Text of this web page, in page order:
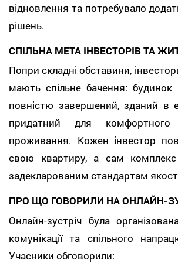
відновлення та потребувало
рішень.
СПІЛЬНА МЕТА ІНВЕСТОРІВ ТА
Попри складні обставини,
мають спільне бачення:
повністю завершений, зданий в
придатний для комфортного
проживання. Кожен інвестор
свою квартиру, а сам комплекс
задекларованим стандартам
ПРО ЩО ГОВОРИЛИ НА ОНЛАЙН-
Онлайн-зустріч була
комунікації та спільного
Учасники обговорили: